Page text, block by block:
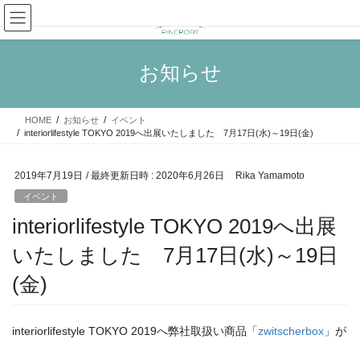
コ
ン
テ
ス
ナ
ビ
ゲ
ン
お知らせ
HOME お知らせ
イベント
interiorlifestyle TOKYO 2019へ出展いたしました 7月17日(水)～19日(金)
2019年7月19日 / 最終更新日時 : 2020年6月26日 Rika Yamamoto
イベント
interiorlifestyle TOKYO 2019へ出展
いたしました 7月17日(水)～19日
(金)
interiorlifestyle TOKYO 2019へ弊社取扱い商品「zwitscherbox 」が